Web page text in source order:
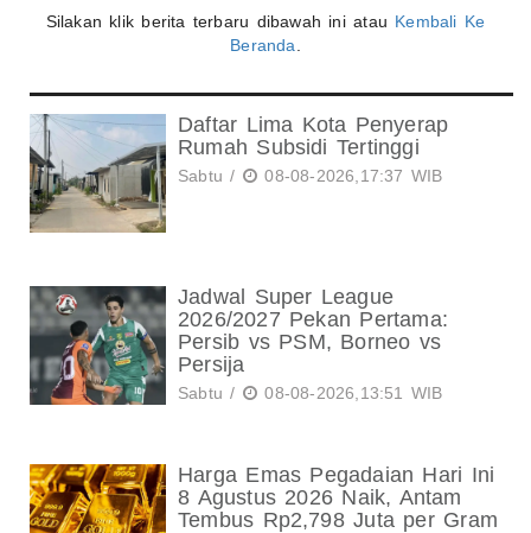
Silakan klik berita terbaru dibawah ini atau Kembali Ke
Beranda
Daftar Lima Kota Penyerap
Rumah Subsidi Tertinggi
Sabtu / 08-08-2026,17:37 WIB
Jadwal Super League
2026/2027 Pekan Pertama:
Persib vs PSM, Borneo vs
Persija
Sabtu / 08-08-2026,13:51 WIB
Harga Emas Pegadaian Hari Ini
8 Agustus 2026 Naik, Antam
Tembus Rp2,798 Juta per Gram